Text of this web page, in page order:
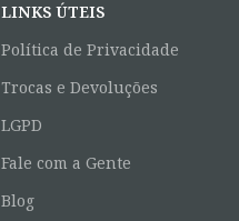
LINKS ÚTEIS
Política de Privacidade
Trocas e Devoluções
LGPD
Fale com a Gente
Blog